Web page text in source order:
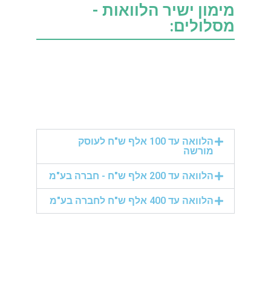
מימון ישיר הלוואות -
מסלולים:
הלוואה עד 100 אלף ש"ח לעוסק
מורשה
הלוואה עד 200 אלף ש"ח - חברה בע"מ
הלוואה עד 400 אלף ש"ח לחברה בע"מ